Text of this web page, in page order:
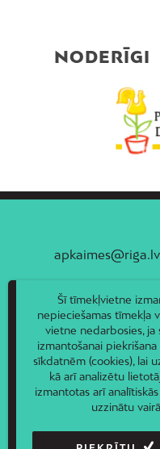
NODERĪGI
apkaimes@riga.lv
Šī tīmekļvietne
nepieciešamas tīmekļa
vietne nedarbosies, ja
izmantošanai
sīkdatnēm (cookies), lai
kā arī analizētu
izmantotas arī
uzzinātu